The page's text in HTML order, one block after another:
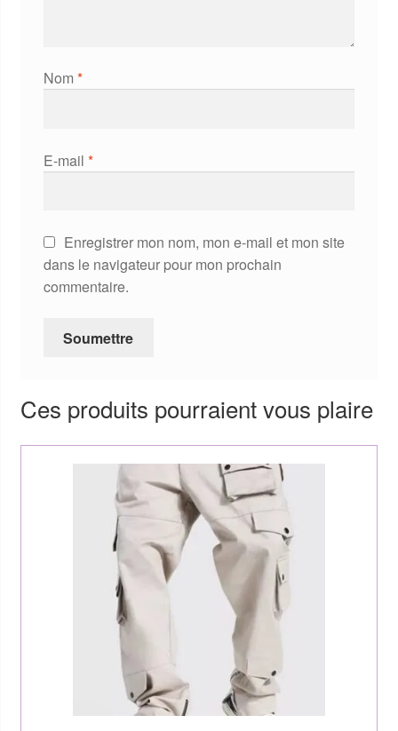
Nom *
E-mail *
Enregistrer mon nom, mon e-mail et mon site
dans le navigateur pour mon prochain
commentaire.
Ces produits pourraient vous plaire